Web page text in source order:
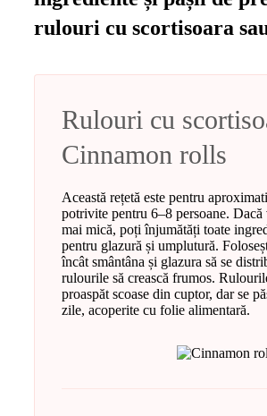
rulouri cu scortisoara
Rulouri cu
Cinnamon rolls
Această rețetă este pentru
potrivite pentru 6–8 persoane.
mai mică, poți înjumătăți toate
pentru glazură și umplutură.
încât smântâna și glazura să se
rulourile să crească frumos.
proaspăt scoase din cuptor, dar se
zile, acoperite cu folie alimentară.